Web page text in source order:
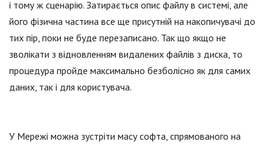
і тому ж сценарію. Затирається опис файлу в системі, але
його фізична частина все ще присутній на накопичувачі до
тих пір, поки не буде перезаписано. Так що якщо не
зволікати з відновленням видалених файлів з диска, то
процедура пройде максимально безболісно як для самих
даних, так і для користувача.
У Мережі можна зустріти масу софта, спрямованого на